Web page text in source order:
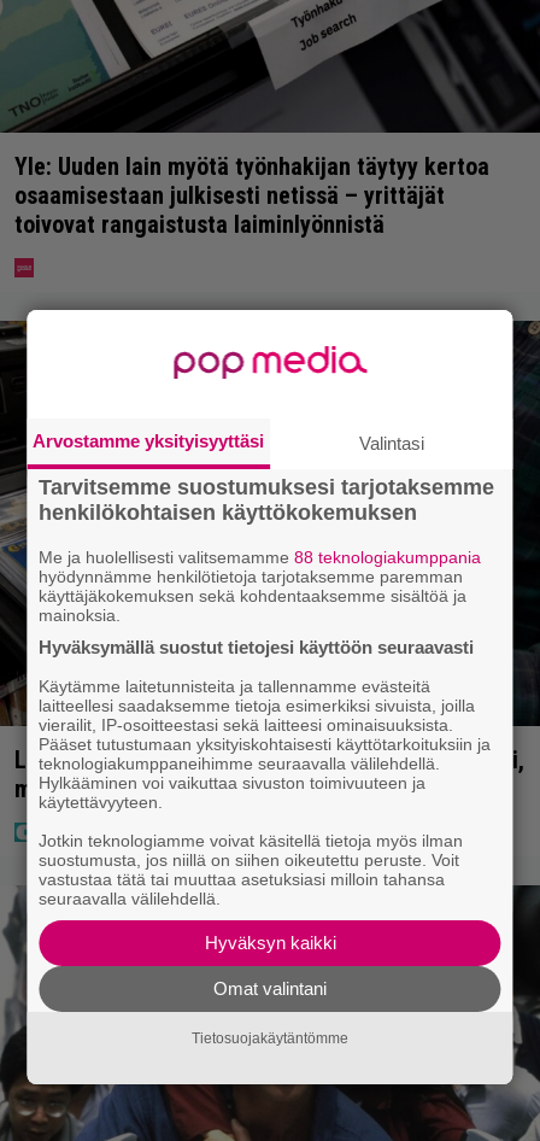
Yle: Uuden lain myötä työnhakijan täytyy kertoa
osaamisestaan julkisesti netissä – yrittäjät
toivovat rangaistusta laiminlyönnistä
Lapset ostivat isälle lahjaksi arvan – päävoitto tuli,
mutta miten sitten kävikään
Arvostamme yksityisyyttäsi Valintasi
Tarvitsemme suostumuksesi tarjotaksemme
henkilökohtaisen käyttökokemuksen
Me ja huolellisesti valitsemamme88 teknologiakumppania
hyödynnämme henkilötietoja tarjotaksemme paremman
käyttäjäkokemuksen sekä kohdentaaksemme sisältöä ja
mainoksia.
Hyväksymällä suostut tietojesi käyttöön seuraavasti
Käytämme laitetunnisteita ja tallennamme evästeitä
laitteellesi saadaksemme tietoja esimerkiksi sivuista, joilla
vierailit, IP-osoitteestasi sekä laitteesi ominaisuuksista.
Pääset tutustumaan yksityiskohtaisesti käyttötarkoituksiin ja
teknologiakumppaneihimme seuraavalla välilehdellä.
Hylkääminen voi vaikuttaa sivuston toimivuuteen ja
käytettävyyteen.
Jotkin teknologiamme voivat käsitellä tietoja myös ilman
suostumusta, jos niillä on siihen oikeutettu peruste. Voit
vastustaa tätä tai muuttaa asetuksiasi milloin tahansa
seuraavalla välilehdellä.
Hyväksyn kaikki
Omat valintani
Tietosuojakäytäntömme